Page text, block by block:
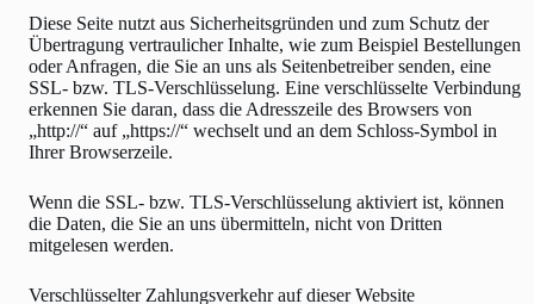
Diese Seite nutzt aus Sicherheitsgründen und zum Schutz der
Übertragung vertraulicher Inhalte, wie zum Beispiel Bestellungen
oder Anfragen, die Sie an uns als Seitenbetreiber senden, eine
SSL- bzw. TLS-Verschlüsselung. Eine verschlüsselte Verbindung
erkennen Sie daran, dass die Adresszeile des Browsers von
„http://“ auf „https://“ wechselt und an dem Schloss-Symbol in
Ihrer Browserzeile.
Wenn die SSL- bzw. TLS-Verschlüsselung aktiviert ist, können
die Daten, die Sie an uns übermitteln, nicht von Dritten
mitgelesen werden.
Verschlüsselter Zahlungsverkehr auf dieser Website